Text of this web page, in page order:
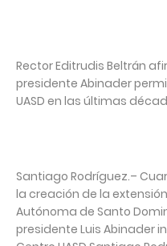
Rector Editrudis Beltrán
presidente Abinader
UASD en las últimas
Santiago Rodríguez.–
la creación de la
Autónoma de Santo
presidente Luis Abinader